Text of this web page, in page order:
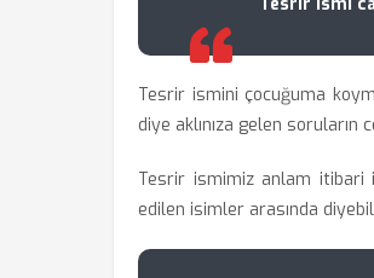
Tesrir ismini çocuğuma
diye aklınıza gelen soruların
Tesrir ismimiz anlam itibari
edilen isimler arasında